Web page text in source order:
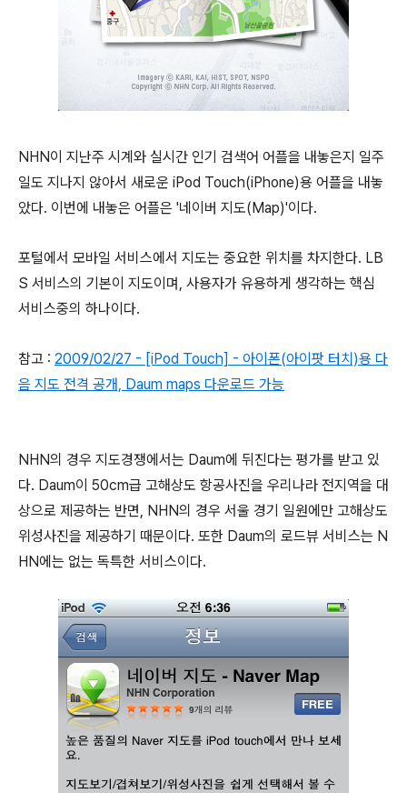
NHN이 지난주 시계와 실시간 인기 검색어 어플을 내놓은지 일주
일도 지나지 않아서 새로운 iPod Touch(iPhone)용 어플을 내놓
았다. 이번에 내놓은 어플은 '네이버 지도(Map)'이다.
포털에서 모바일 서비스에서 지도는 중요한 위치를 차지한다. LB
S 서비스의 기본이 지도이며, 사용자가 유용하게 생각하는 핵심
서비스중의 하나이다.
참고 : 2009/02/27 - [iPod Touch] - 아이폰(아이팟 터치)용 다
음 지도 전격 공개, Daum maps 다운로드 가능
NHN의 경우 지도경쟁에서는 Daum에 뒤진다는 평가를 받고 있
다. Daum이 50cm급 고해상도 항공사진을 우리나라 전지역을 대
상으로 제공하는 반면, NHN의 경우 서울 경기 일원에만 고해상도
위성사진을 제공하기 때문이다. 또한 Daum의 로드뷰 서비스는 N
HN에는 없는 독특한 서비스이다.